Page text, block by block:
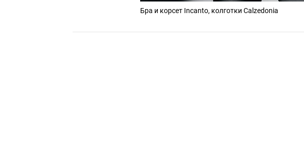
Бра и корсет Incanto, колготки Calzedonia